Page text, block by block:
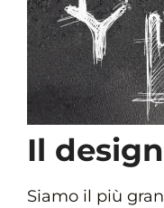
Il
Siamo il più